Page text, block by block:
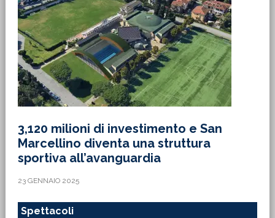
3,120 milioni di investimento e San
Marcellino diventa una struttura
sportiva all’avanguardia
23 GENNAIO 2025
Spettacoli